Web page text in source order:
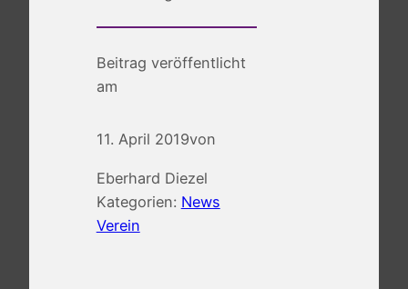
Beitrag veröffentlicht
am
11. April 2019von
Eberhard Diezel
Kategorien: News
Verein